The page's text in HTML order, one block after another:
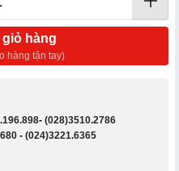
hàng
hàng tận tay)
- (028)3510.2786
- (024)3221.6365